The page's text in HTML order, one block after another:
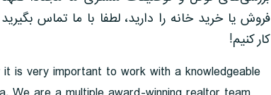
فروش یا خرید خانه را دارید، لطفا با ما تماس
کار کنیم!
is very important to work with a knowledgeable